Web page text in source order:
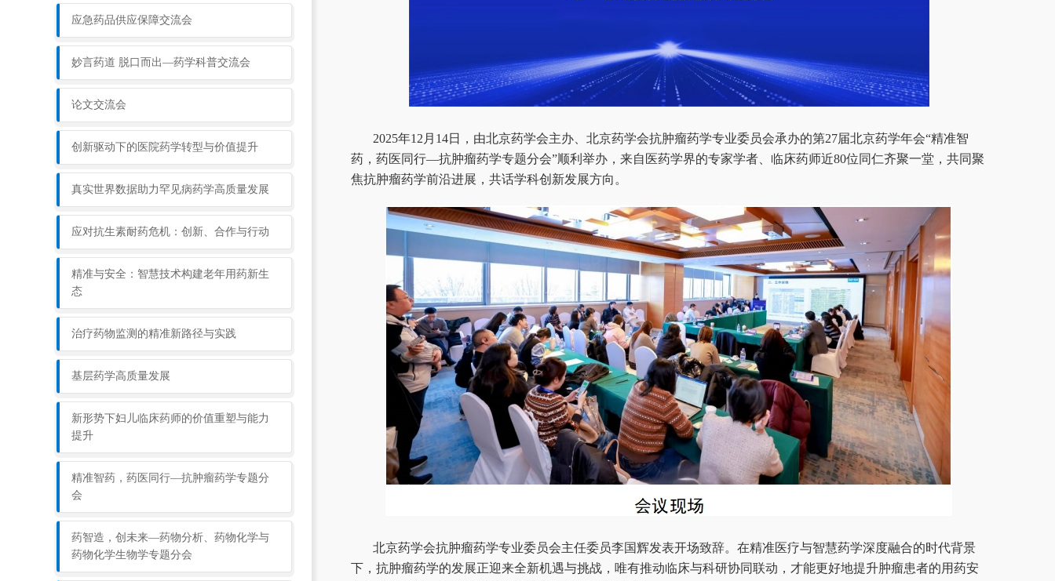
应急药品供应保障交流会
妙言药道 脱口而出—药学科普交流会
论文交流会
创新驱动下的医院药学转型与价值提升
真实世界数据助力罕见病药学高质量发展
应对抗生素耐药危机：创新、合作与行动
精准与安全：智慧技术构建老年用药新生
态
治疗药物监测的精准新路径与实践
基层药学高质量发展
新形势下妇儿临床药师的价值重塑与能力
提升
精准智药，药医同行—抗肿瘤药学专题分
会
药智造，创未来—药物分析、药物化学与
药物化学生物学专题分会
2025年12月14日，由北京药学会主办、北京药学会抗肿瘤药学专业委员会承办的第27届北京药学年会“精准智
药，药医同行—抗肿瘤药学专题分会”顺利举办，来自医药学界的专家学者、临床药师近80位同仁齐聚一堂，共同聚
焦抗肿瘤药学前沿进展，共话学科创新发展方向。
北京药学会抗肿瘤药学专业委员会主任委员李国辉发表开场致辞。在精准医疗与智慧药学深度融合的时代背景
下，抗肿瘤药学的发展正迎来全新机遇与挑战，唯有推动临床与科研协同联动，才能更好地提升肿瘤患者的用药安